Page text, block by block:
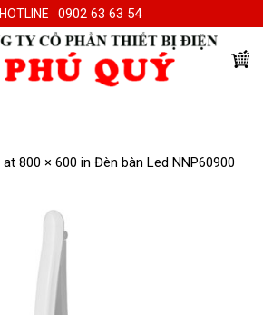
HOTLINE 0902 63 63 54
at 800 × 600 in Đèn bàn Led NNP60900